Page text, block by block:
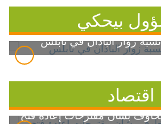
بيحكي
زوار الباذان في نابلس
اقتصاد
بشأن مقترحات إعادة فتح